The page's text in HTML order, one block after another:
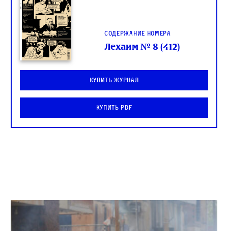
Содержание номера
Лехаим № 8 (412)
Купить журнал
Купить PDF